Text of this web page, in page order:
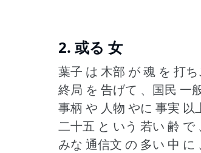
2. 或る 女
葉子 は 木部 が 魂 を 打ち
終局 を 告げて 、国民 一
事柄 や 人物 やに 事実
二十五 と いう 若い 齢
みな 通信文 の 多い 中 に